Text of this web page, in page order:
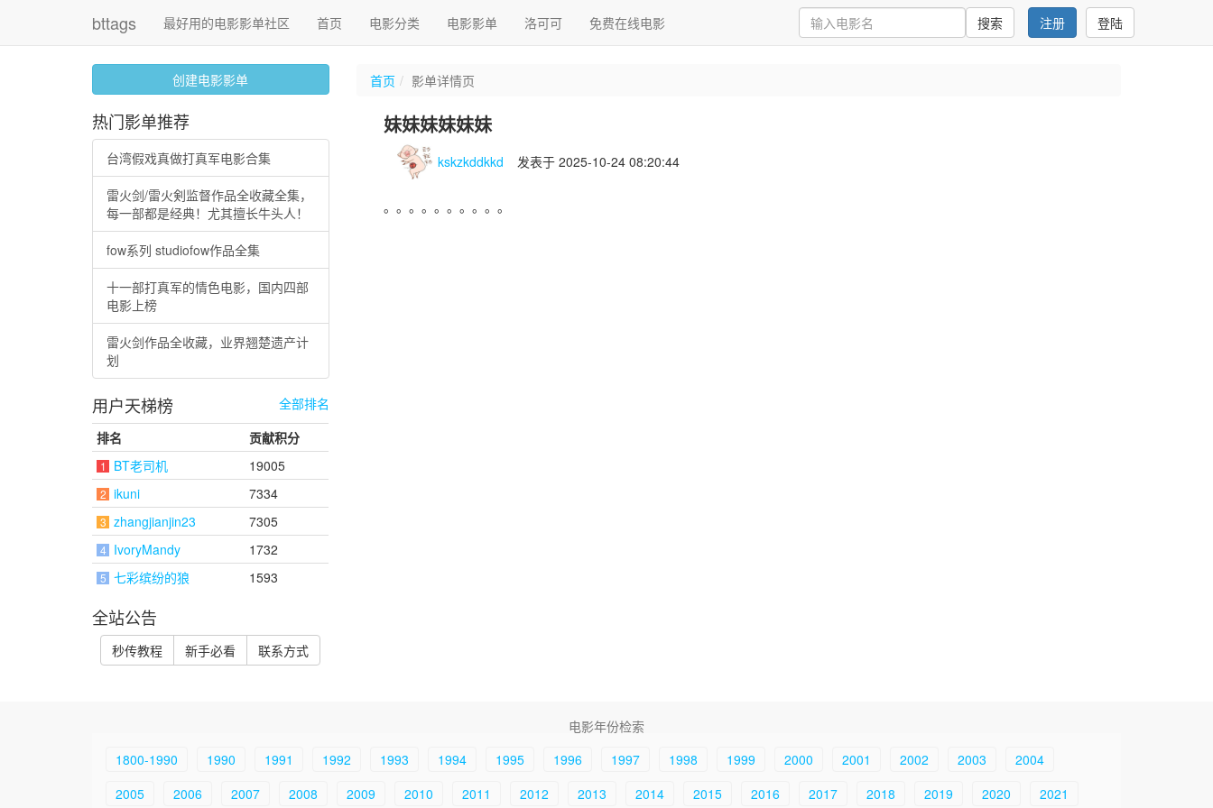
bttags 最好用的电影影单社区 首页 电影分类 电影影单 洛可可 免费在线电影 搜索 注册 登陆
创建电影影单
热门影单推荐
台湾假戏真做打真军电影合集
雷火剑/雷火剣监督作品全收藏全集，
每一部都是经典！尤其擅长牛头人！
fow系列 studiofow作品全集
十一部打真军的情色电影，国内四部
电影上榜
雷火剑作品全收藏，业界翘楚遗产计
划
用户天梯榜
全部排名
排名
贡献积分
1 BT老司机 19005
2 ikuni 7334
3 zhangjianjin23 7305
4 IvoryMandy 1732
5 七彩缤纷的狼 1593
全站公告
秒传教程 新手必看 联系方式
首页 影单详情页
妹妹妹妹妹妹
kskzkddkkd 发表于 2025-10-24 08:20:44
。。。。。。。。。。
电影年份检索
1800-1990
1990 1991 1992 1993 1994 1995 1996 1997 1998 1999 2000 2001 2002 2003
2004
2005
2006 2007 2008 2009 2010 2011 2012 2013 2014 2015 2016 2017 2018 2019 2020 2021